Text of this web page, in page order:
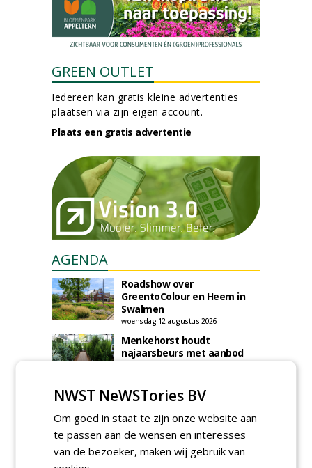
GREEN OUTLET
Iedereen kan gratis kleine advertenties
plaatsen via zijn eigen account.
Plaats een gratis advertentie
AGENDA
Roadshow over
GreentoColour en Heem in
Swalmen
woensdag 12 augustus 2026
Menkehorst houdt
najaarsbeurs met aanbod
Cursus laat zien hoe leifruit
past in moderne tuinen
Vakdag 'All About Annuals'
NWST NeWSTories BV
Om goed in staat te zijn onze website aan
te passen aan de wensen en interesses
van de bezoeker, maken wij gebruik van